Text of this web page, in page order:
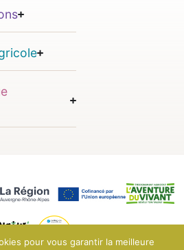
pour vous garantir la meilleure